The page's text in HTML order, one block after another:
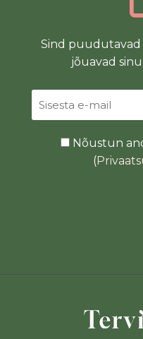
Sind puudutavad
jõuavad
Nõustun
(